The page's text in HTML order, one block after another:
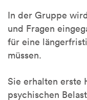
In der Gruppe
und Fragen
für eine
müssen.
Sie erhalten erste
psychischen